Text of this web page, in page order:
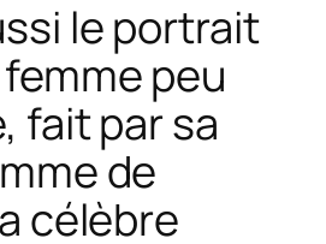
le portrait
peu
fait par sa
de
célèbre